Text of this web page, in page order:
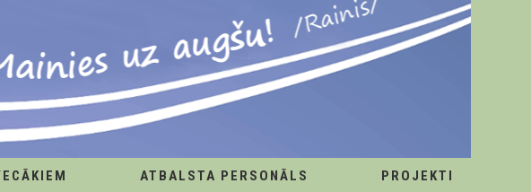
ATBALSTA PERSONĀLS
PROJEKTI